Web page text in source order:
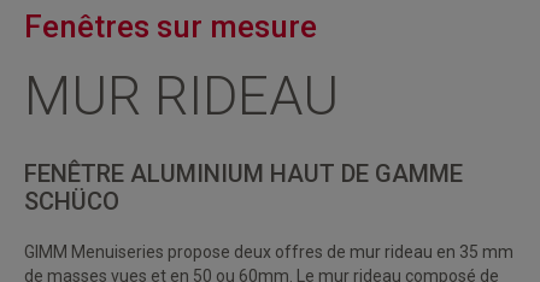
Fenêtres sur mesure
MUR RIDEAU
FENÊTRE ALUMINIUM HAUT DE GAMME
SCHÜCO
GIMM Menuiseries propose deux offres de mur rideau en 35 mm
de masses vues et en 50 ou 60mm. Le mur rideau composé de